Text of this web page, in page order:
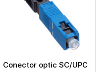
Conector optic SC/UPC